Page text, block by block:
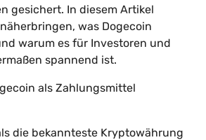
gesichert. In diesem Artikel
was Dogecoin
warum es für Investoren und
spannend ist.
als Zahlungsmittel
die bekannteste Kryptowährung